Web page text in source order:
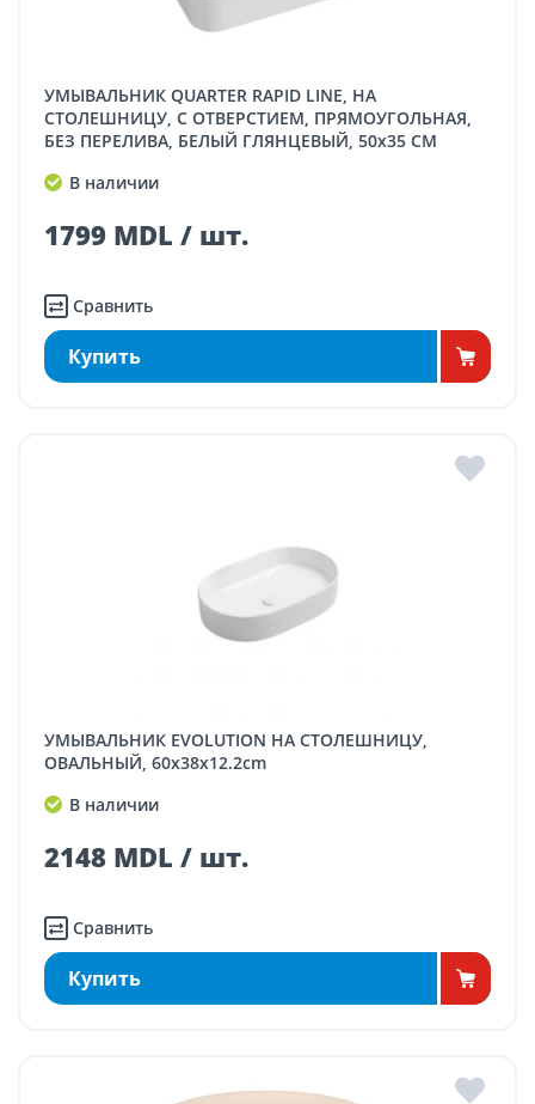
УМЫВАЛЬНИК QUARTER RAPID LINE, НА
СТОЛЕШНИЦУ, С ОТВЕРСТИЕМ, ПРЯМОУГОЛЬНАЯ,
БЕЗ ПЕРЕЛИВА, БЕЛЫЙ ГЛЯНЦЕВЫЙ, 50x35 СМ
В наличии
1799 MDL / шт.
Сравнить
Купить
УМЫВАЛЬНИК EVOLUTION НА СТОЛЕШНИЦУ,
ОВАЛЬНЫЙ, 60x38x12.2cm
В наличии
2148 MDL / шт.
Сравнить
Купить